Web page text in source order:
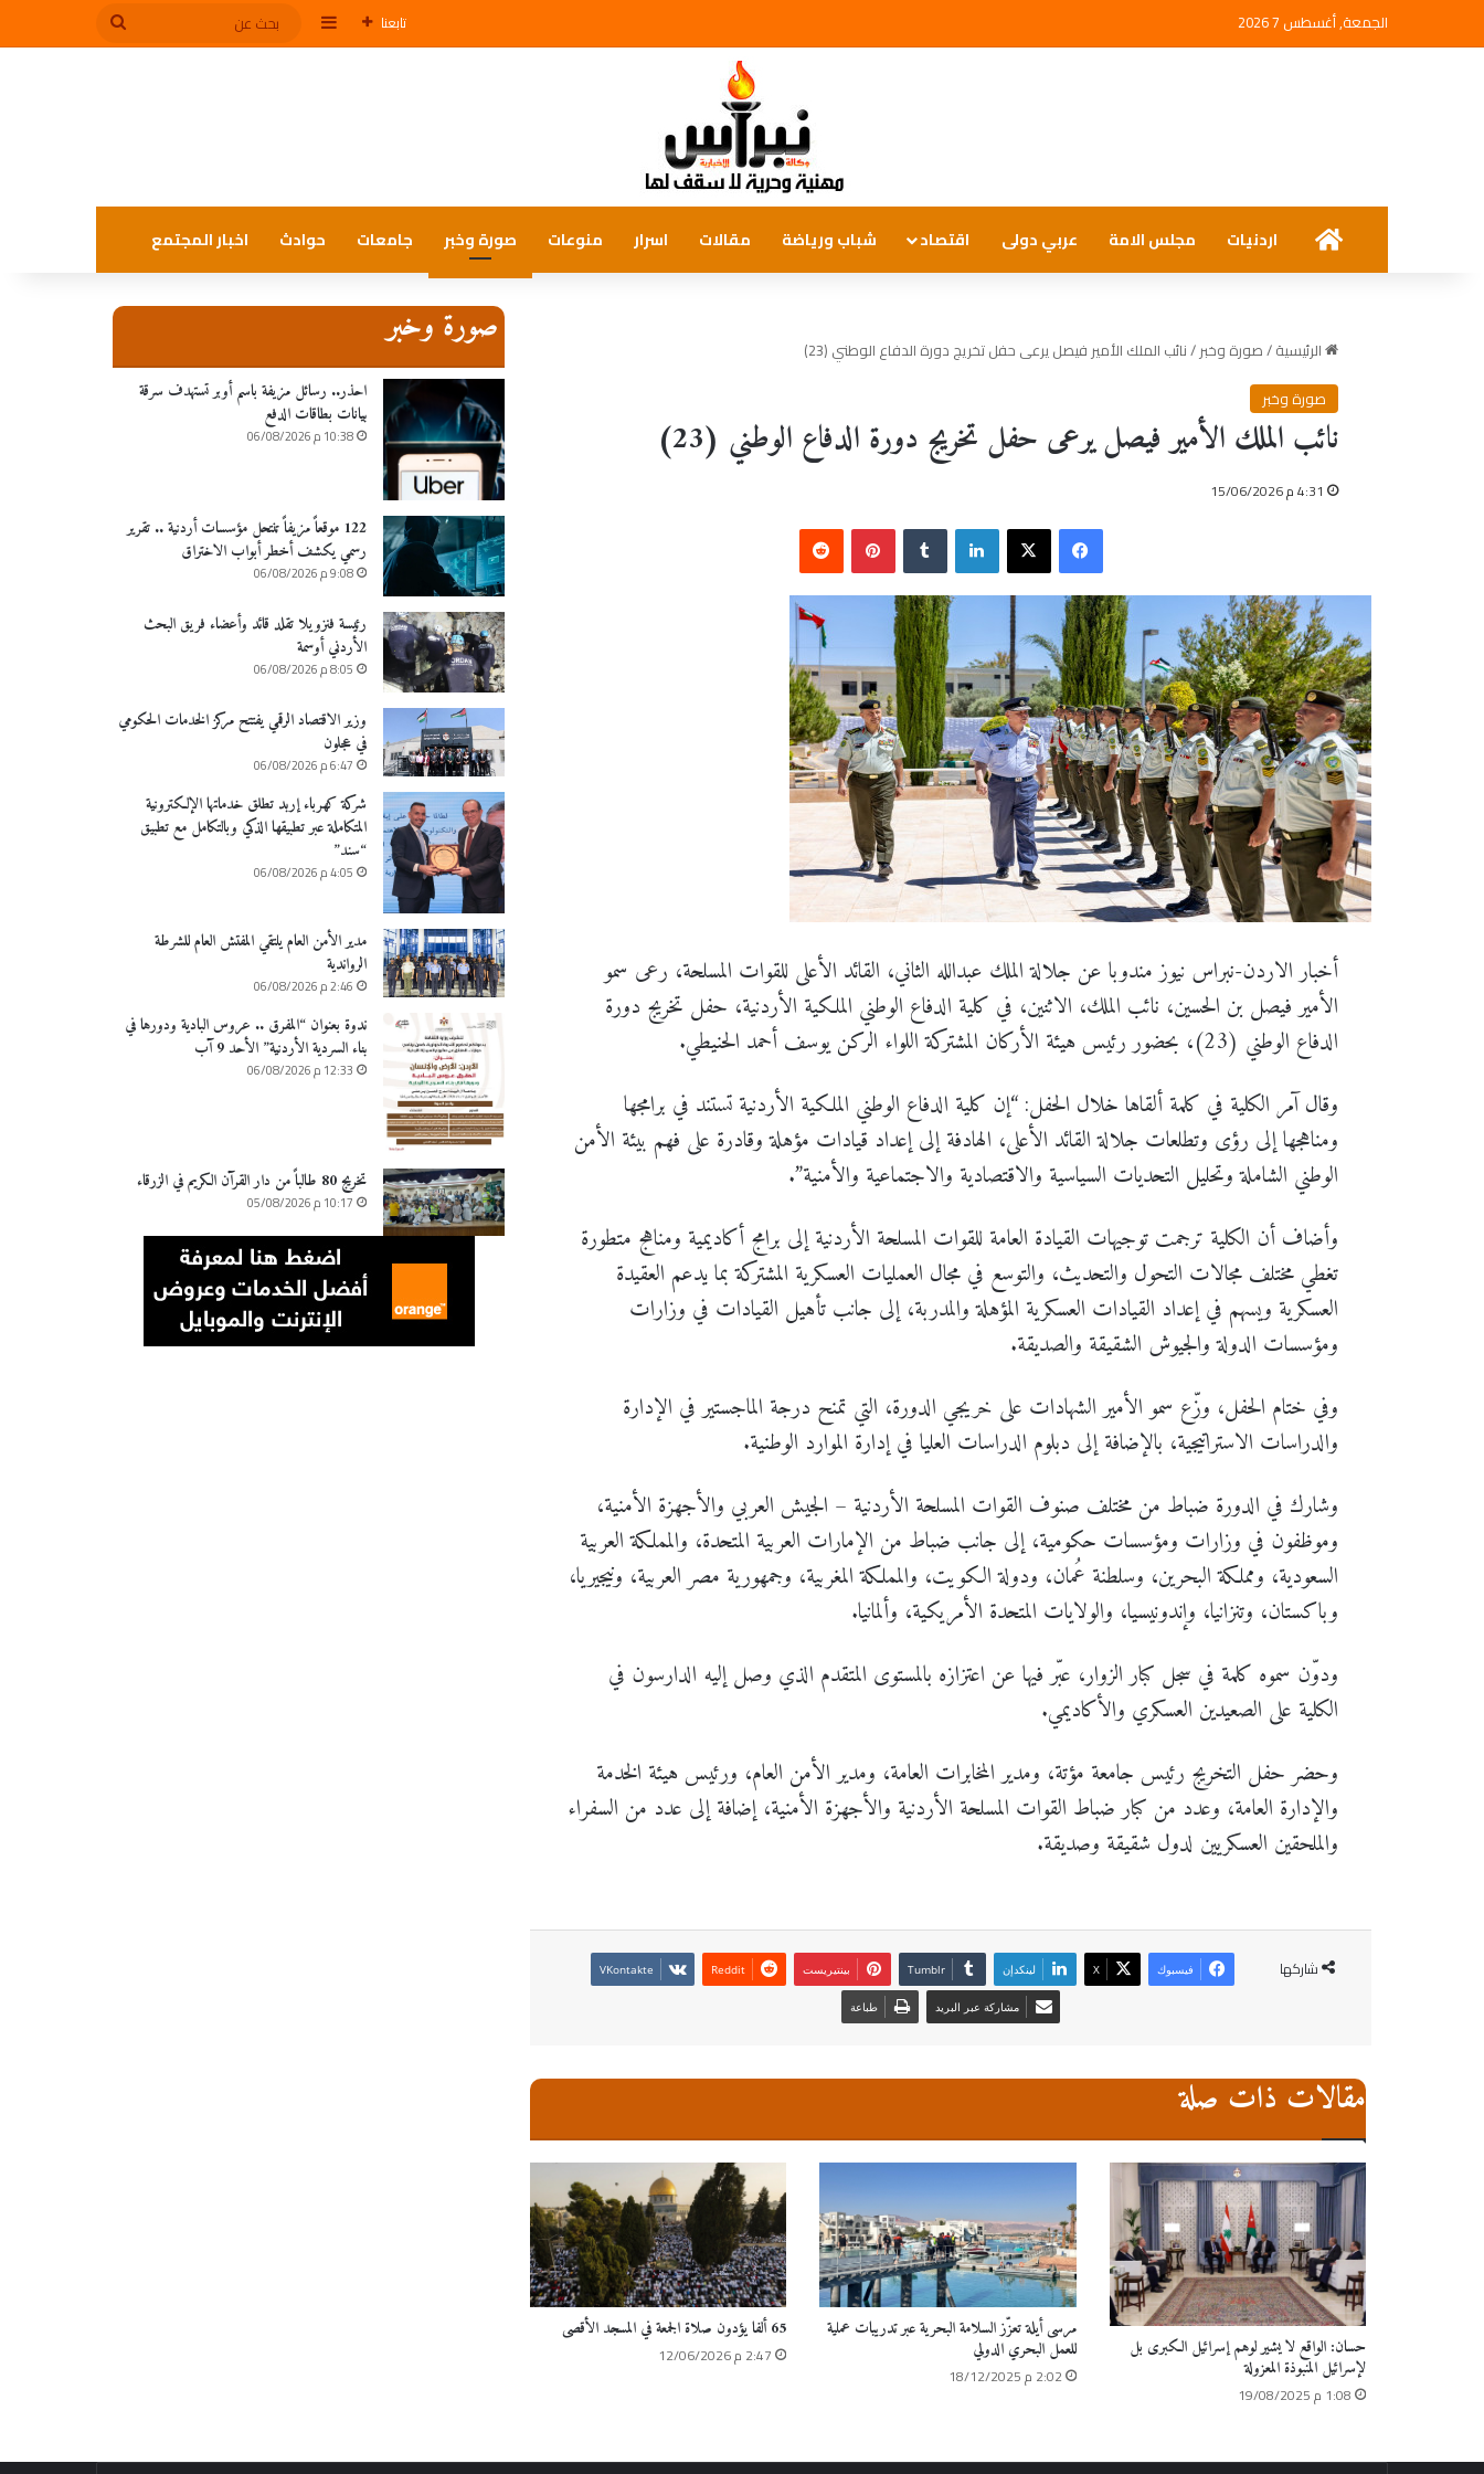
الجمعة, أغسطس 7 2026 تابعنا إضافة عمود جانبي
بحث
الرئيسيةاردنيات مجلس الامة عربي دولى اقتصاد شباب ورياضة مقالات اسرار منوعات صورة وخبر جامعات حوادث اخبار المجتمع
الرئيسية/صورة وخبر/نائب الملك الأمير فيصل يرعى حفل تخريج دورة الدفاع الوطني (23)
صورة وخبر
نائب الملك الأمير فيصل يرعى حفل تخريج دورة الدفاع الوطني (23)
4:31 م 15/06/2026
فيسبوك‫X لينكدإن ‏Tumblr بينتيريست
‏Reddit
أخبار الاردن-نبراس نيوز مندوبا عن جلالة الملك عبدالله الثاني، القائد الأعلى للقوات المسلحة، رعى سمو
الأمير فيصل بن الحسين، نائب الملك، الاثنين، في كلية الدفاع الوطني الملكية الأردنية، حفل تخريج دورة
الدفاع الوطني (23)، بحضور رئيس هيئة الأركان المشتركة اللواء الركن يوسف أحمد الحنيطي.
وقال آمر الكلية في كلمة ألقاها خلال الحفل: “إن كلية الدفاع الوطني الملكية الأردنية تستند في برامجها
ومناهجها إلى رؤى وتطلعات جلالة القائد الأعلى، الهادفة إلى إعداد قيادات مؤهلة وقادرة على فهم بيئة الأمن
الوطني الشاملة وتحليل التحديات السياسية والاقتصادية والاجتماعية والأمنية”.
وأضاف أن الكلية ترجمت توجيهات القيادة العامة للقوات المسلحة الأردنية إلى برامج أكاديمية ومناهج متطورة
تغطي مختلف مجالات التحول والتحديث، والتوسع في مجال العمليات العسكرية المشتركة بما يدعم العقيدة
العسكرية ويسهم في إعداد القيادات العسكرية المؤهلة والمدربة، إلى جانب تأهيل القيادات في وزارات
ومؤسسات الدولة والجيوش الشقيقة والصديقة.
وفي ختام الحفل، وزّع سمو الأمير الشهادات على خريجي الدورة، التي تمنح درجة الماجستير في الإدارة
والدراسات الاستراتيجية، بالإضافة إلى دبلوم الدراسات العليا في إدارة الموارد الوطنية.
وشارك في الدورة ضباط من مختلف صنوف القوات المسلحة الأردنية – الجيش العربي والأجهزة الأمنية،
وموظفون في وزارات ومؤسسات حكومية، إلى جانب ضباط من الإمارات العربية المتحدة، والمملكة العربية
السعودية، ومملكة البحرين، وسلطنة عُمان، ودولة الكويت، والمملكة المغربية، وجمهورية مصر العربية، ونيجيريا،
وباكستان، وتنزانيا، وإندونيسيا، والولايات المتحدة الأمريكية، وألمانيا.
ودوّن سموه كلمة في سجل كبار الزوار، عبّر فيها عن اعتزازه بالمستوى المتقدم الذي وصل إليه الدارسون في
الكلية على الصعيدين العسكري والأكاديمي.
وحضر حفل التخريج رئيس جامعة مؤتة، ومدير المخابرات العامة، ومدير الأمن العام، ورئيس هيئة الخدمة
والإدارة العامة، وعدد من كبار ضباط القوات المسلحة الأردنية والأجهزة الأمنية، إضافة إلى عدد من السفراء
والملحقين العسكريين لدول شقيقة وصديقة.
شاركها فيسبوك ‫X لينكدإن ‏Tumblr بينتيريست ‏Reddit
مشاركة عبر البريد طباعة
مقالات ذات صلة
حسان: الواقع لا يشير لوهم إسرائيل الكبرى بل
لإسرائيل المنبوذة المعزولة
1:08 م 19/08/2025
مرسى أيلة تعزّز السلامة البحرية عبر تدريبات عملية
للعمل البحري الدولي
2:02 م 18/12/2025
65 ألفا يؤدون صلاة الجمعة في المسجد الأقصى
2:47 م 12/06/2026
صورة وخبر
احذر.. رسائل مزيفة باسم أوبر تستهدف سرقة
بيانات بطاقات الدفع
10:38 م 06/08/2026
122 موقعاً مزيفاً تنتحل مؤسسات أردنية .. تقرير
رسمي يكشف أخطر أبواب الاختراق
9:08 م 06/08/2026
رئيسة فنزويلا تقلد قائد وأعضاء فريق البحث
الأردني أوسمة
8:05 م 06/08/2026
وزير الاقتصاد الرقمي يفتتح مركز الخدمات الحكومي
في عجلون
6:47 م 06/08/2026
شركة كهرباء إربد تطلق خدماتها الإلكترونية
المتكاملة عبر تطبيقها الذكي وبالتكامل مع تطبيق
“سند”
4:05 م 06/08/2026
مدير الأمن العام يلتقي المفتش العام للشرطة
الرواندية
2:46 م 06/08/2026
ندوة بعنوان “المفرق .. عروس البادية ودورها في
بناء السردية الأردنية” الأحد 9 آب
12:33 م 06/08/2026
تخريج 80 طالباً من دار القرآن الكريم في الزرقاء
10:17 م 05/08/2026